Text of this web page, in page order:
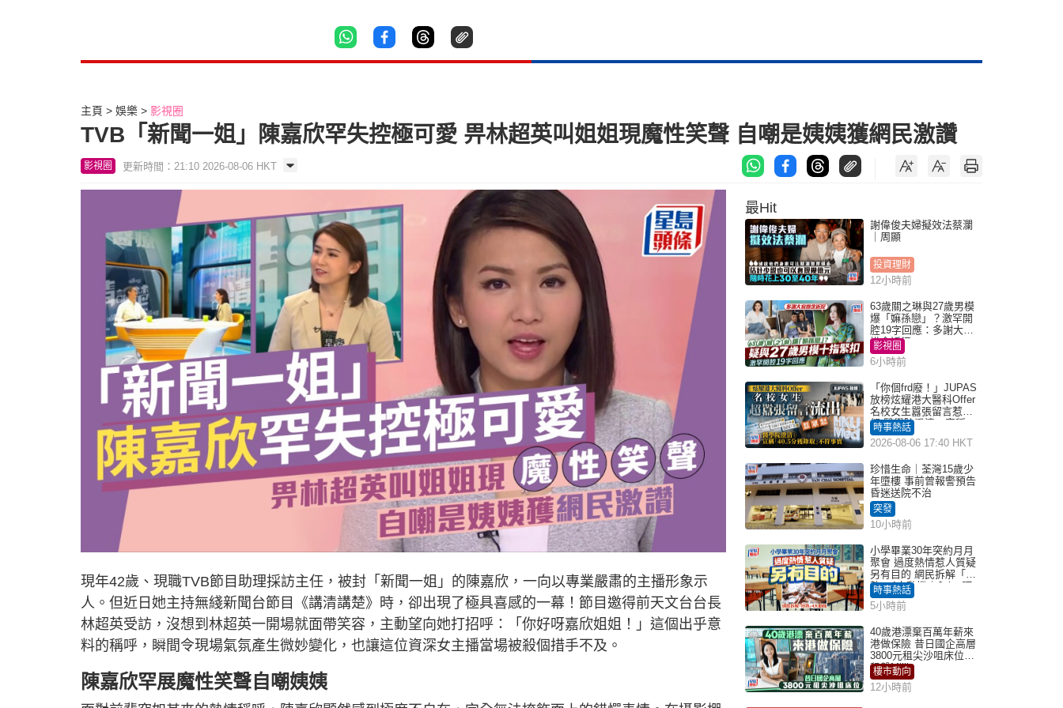
主頁 娛樂 影視圈
TVB「新聞一姐」陳嘉欣罕失控極可愛 畀林超英叫姐姐現魔性笑聲 自嘲是姨姨獲網民激讚
影視圈 更新時間：21:10 2026-08-06 HKT
現年42歲、現職TVB節目助理採訪主任，被封「新聞一姐」的陳嘉欣，一向以專業嚴肅的主播形象示
人。但近日她主持無綫新聞台節目《講清講楚》時，卻出現了極具喜感的一幕！節目邀得前天文台台長
林超英受訪，沒想到林超英一開場就面帶笑容，主動望向她打招呼：「你好呀嘉欣姐姐！」這個出乎意
料的稱呼，瞬間令現場氣氛產生微妙變化，也讓這位資深女主播當場被殺個措手不及。
陳嘉欣罕展魔性笑聲自嘲姨姨
最Hit
謝偉俊夫婦擬效法蔡瀾
｜周顯
投資理財
12小時前
63歲關之琳與27歲男模
爆「嫲孫戀」？激罕開
腔19字回應：多謝大家
掛念近況
影視圈
6小時前
「你個frd廢！」JUPAS
放榜炫耀港大醫科Offer
名校女生囂張留言惹眾
怒 醫學院澄清：宣稱
「40.5分獲錄取」不符事
實｜Juicy叮
時事熱話
2026-08-06 17:40 HKT
珍惜生命｜荃灣15歲少
年墮樓 事前曾報警預告
昏迷送院不治
突發
10小時前
小學畢業30年突約月月
聚會 過度熱情惹人質疑
另有目的 網民拆解「扮
熟」4大動機｜Juicy叮
時事熱話
5小時前
40歲港漂棄百萬年薪來
港做保險 昔日國企高層
3800元租尖沙咀床位｜
租盤Million
樓市動向
12小時前